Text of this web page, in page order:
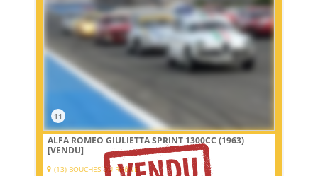
11
ALFA ROMEO GIULIETTA SPRINT 1300CC (1963)
[VENDU]
(13) BOUCHES-DU-RHôNE